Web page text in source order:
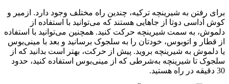
برای رفتن به شیرینچه ترکیه، چندین راه مختلف وجود دارد. ازمیر و
کوش آداسی دوتا از جاهایی هستند که می‌توانید با استفاده از
دلموش، به سمت شیرینچه حرکت کنید. همچنین می‌توانید با استفاده
از قطار و اتوبوس، خودتان را به سلجوک برسانید و بعد با مینی‌بوس
یا دلموش به شیرینچه بروید. پیش از حرکت، بهتر است بدانید که از
سلجوک تا شیرینچه به‌شرطی که از مینی‌بوس استفاده کنید، حدود
30 دقیقه در راه هستید.